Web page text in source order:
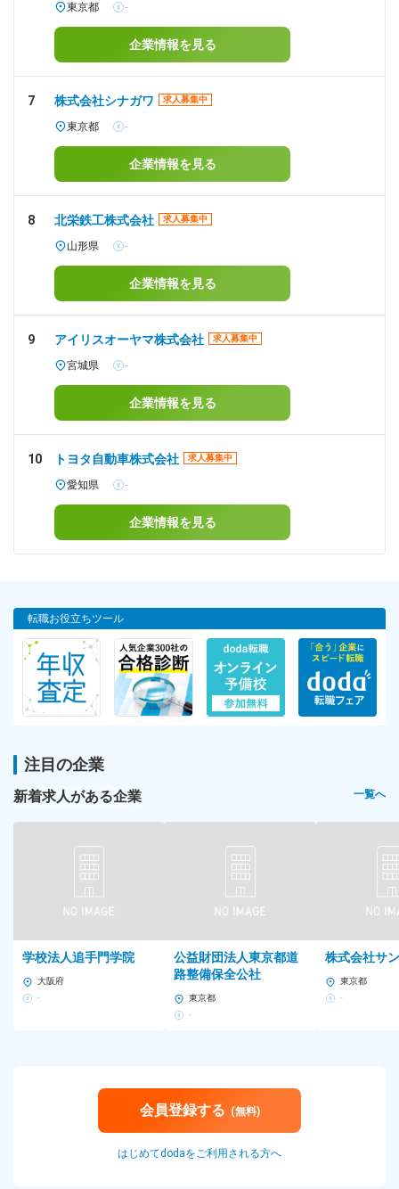
東京都 -
企業情報を見る
7 株式会社シナガワ 求人募集中
東京都 -
企業情報を見る
8 北栄鉄工株式会社 求人募集中
山形県 -
企業情報を見る
9 アイリスオーヤマ株式会社 求人募集中
宮城県 -
企業情報を見る
10 トヨタ自動車株式会社 求人募集中
愛知県 -
企業情報を見る
転職お役立ちツール
注目の企業
新着求人がある企業 一覧へ
学校法人追手門学院
大阪府
-
公益財団法人東京都道
路整備保全公社
東京都
-
株式会社サ
東京都
-
会員登録する (無料)
はじめてdodaをご利用される方へ